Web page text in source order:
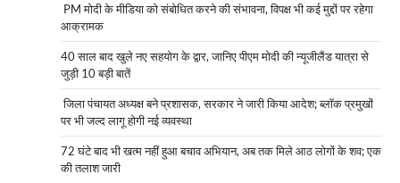
PM मोदी के मीडिया को संबोधित करने की संभावना, विपक्ष भी कई मुद्दों पर रहेगा
आक्रामक
40 साल बाद खुले नए सहयोग के द्वार, जानिए पीएम मोदी की न्यूजीलैंड यात्रा से
जुड़ी 10 बड़ी बातें
जिला पंचायत अध्यक्ष बने प्रशासक, सरकार ने जारी किया आदेश; ब्लॉक प्रमुखों
पर भी जल्द लागू होगी नई व्यवस्था
72 घंटे बाद भी खत्म नहीं हुआ बचाव अभियान, अब तक मिले आठ लोगों के शव; एक
की तलाश जारी